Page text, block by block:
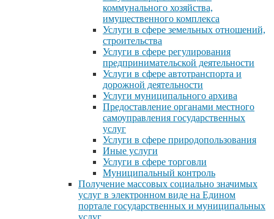
коммунального хозяйства,
имущественного комплекса
Услуги в сфере земельных отношений,
строительства
Услуги в сфере регулирования
предпринимательской деятельности
Услуги в сфере автотранспорта и
дорожной деятельности
Услуги муниципального архива
Предоставление органами местного
самоуправления государственных
услуг
Услуги в сфере природопользования
Иные услуги
Услуги в сфере торговли
Муниципальный контроль
Получение массовых социально значимых
услуг в электронном виде на Едином
портале государственных и муниципальных
услуг